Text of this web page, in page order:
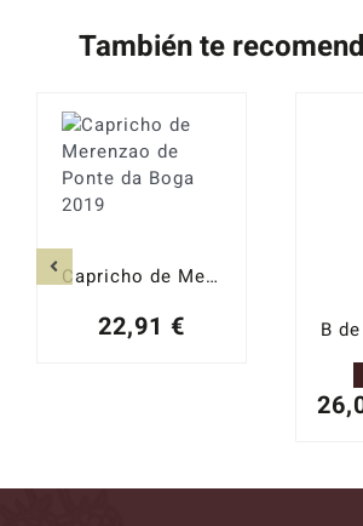
También te
Capricho de Merenzao de Ponte da Boga 2019
22,91 €